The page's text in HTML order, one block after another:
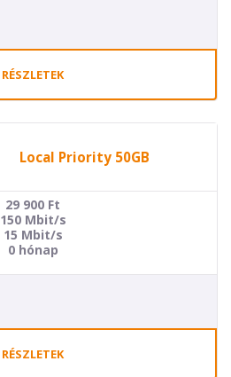
RÉSZLETEK
Local Priority 50GB
29 900 Ft
150 Mbit/s
15 Mbit/s
0 hónap
RÉSZLETEK